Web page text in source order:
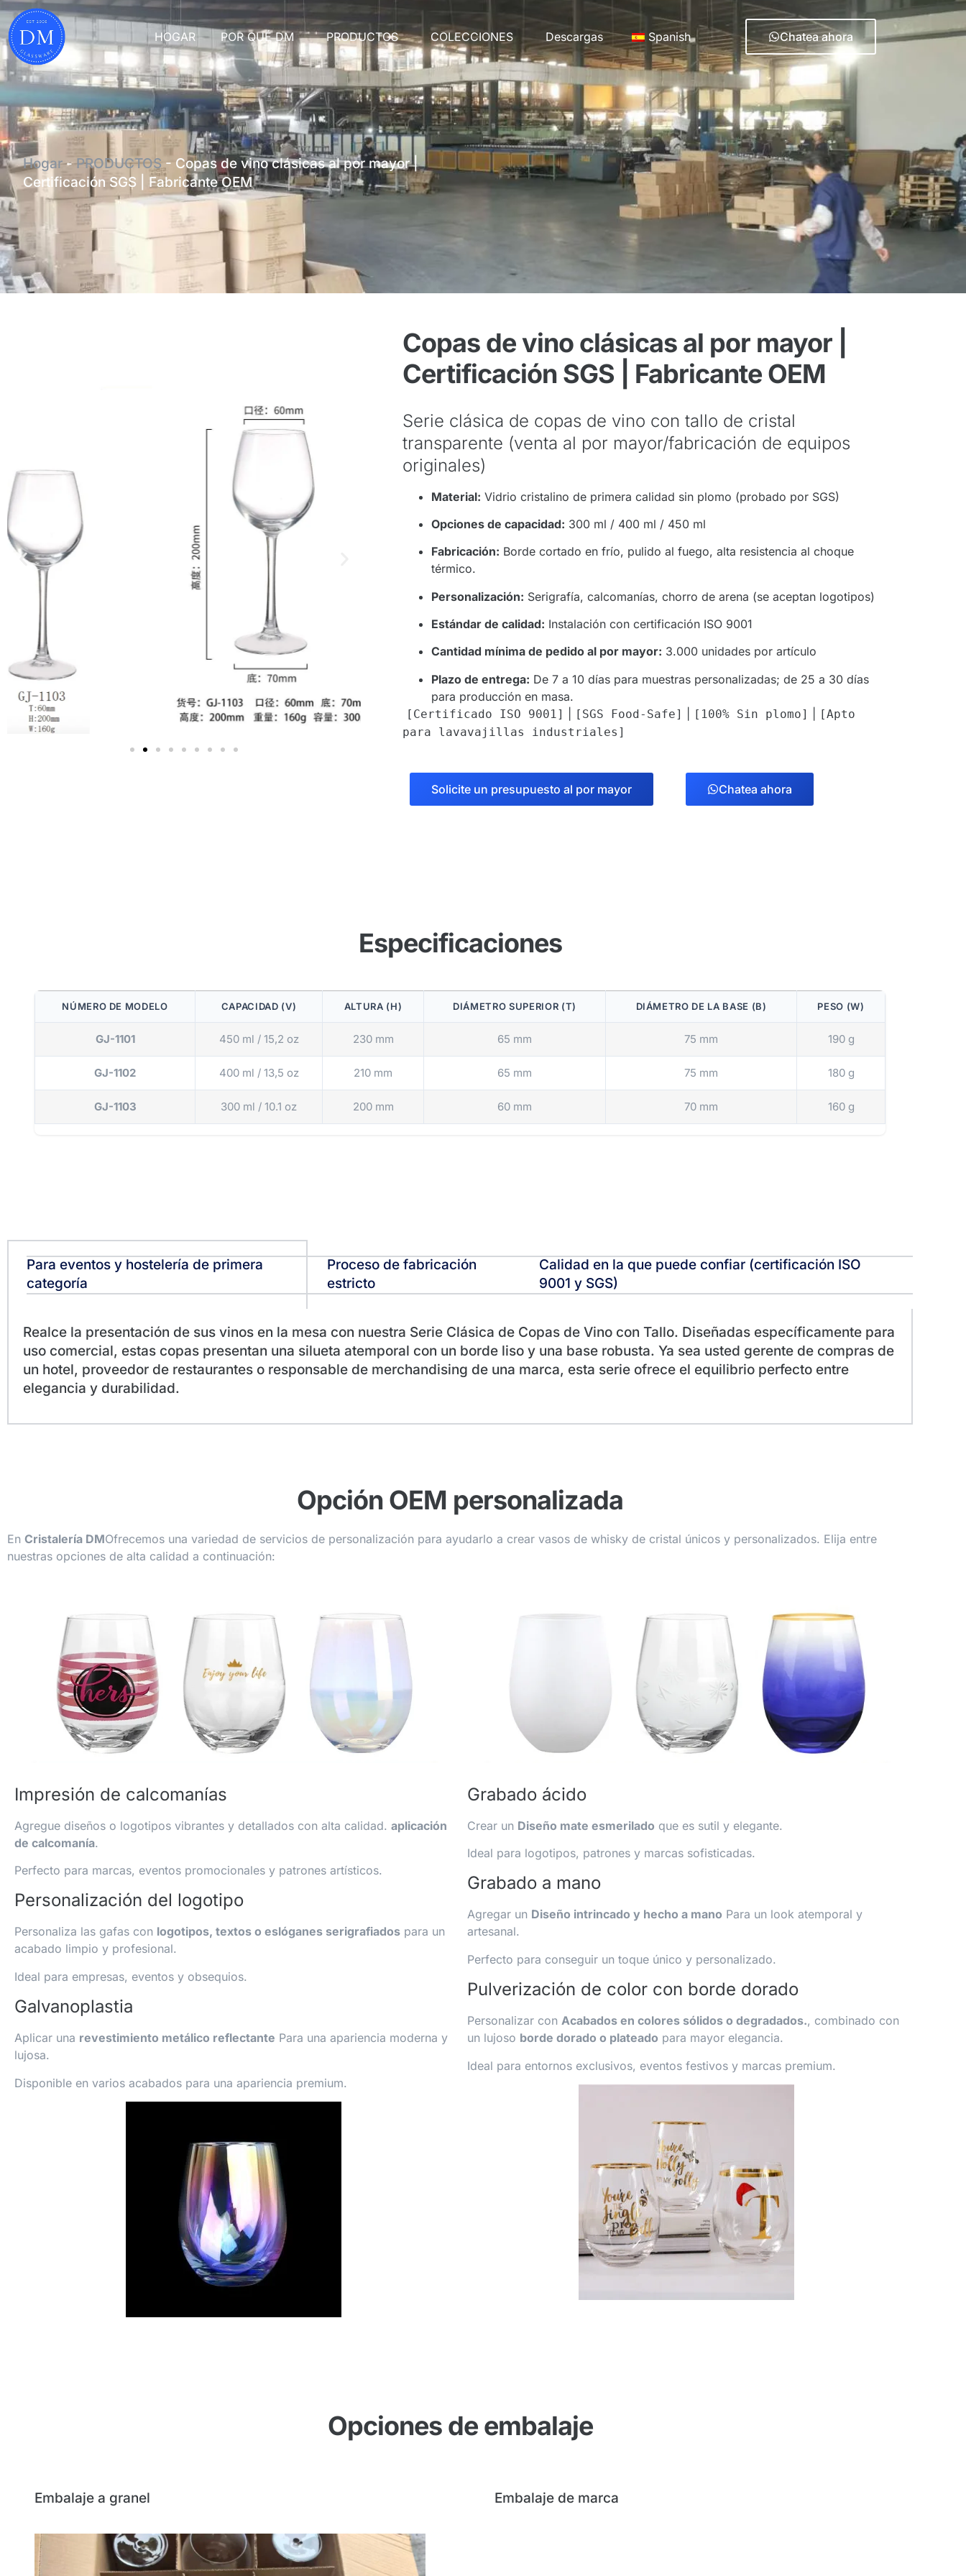
HOGAR POR QUÉ DM PRODUCTOS COLECCIONES Descargas Spanish Chatea ahora
Hogar-PRODUCTOS- Copas de vino clásicas al por mayor |
Certificación SGS | Fabricante OEM
Copas de vino clásicas al por mayor |
Certificación SGS | Fabricante OEM
Serie clásica de copas de vino con tallo de cristal
transparente (venta al por mayor/fabricación de equipos
originales)
Material: Vidrio cristalino de primera calidad sin plomo (probado por SGS)
Opciones de capacidad: 300 ml / 400 ml / 450 ml
Fabricación: Borde cortado en frío, pulido al fuego, alta resistencia al choque
térmico.
Personalización: Serigrafía, calcomanías, chorro de arena (se aceptan logotipos)
Estándar de calidad: Instalación con certificación ISO 9001
Cantidad mínima de pedido al por mayor: 3.000 unidades por artículo
Plazo de entrega: De 7 a 10 días para muestras personalizadas; de 25 a 30 días
para producción en masa.
[Certificado ISO 9001] [SGS Food-Safe] [100% Sin plomo]
[Apto
para lavavajillas industriales]
Solicite un presupuesto al por mayor Chatea ahora
Especificaciones
NÚMERO DE MODELO CAPACIDAD (V) ALTURA (H) DIÁMETRO SUPERIOR (T) DIÁMETRO DE LA BASE (B) PESO (W)
GJ-1101 450 ml / 15,2 oz 230 mm 65 mm 75 mm 190 g
GJ-1102 400 ml / 13,5 oz 210 mm 65 mm 75 mm 180 g
GJ-1103 300 ml / 10.1 oz 200 mm 60 mm 70 mm 160 g
Para eventos y hostelería de primera
categoría
Proceso de fabricación
estricto
Calidad en la que puede confiar (certificación ISO
9001 y SGS)
Realce la presentación de sus vinos en la mesa con nuestra Serie Clásica de Copas de Vino con Tallo. Diseñadas específicamente para
uso comercial, estas copas presentan una silueta atemporal con un borde liso y una base robusta. Ya sea usted gerente de compras de
un hotel, proveedor de restaurantes o responsable de merchandising de una marca, esta serie ofrece el equilibrio perfecto entre
elegancia y durabilidad.
Opción OEM personalizada
En Cristalería DMOfrecemos una variedad de servicios de personalización para ayudarlo a crear vasos de whisky de cristal únicos y personalizados. Elija entre
nuestras opciones de alta calidad a continuación:
Impresión de calcomanías
Agregue diseños o logotipos vibrantes y detallados con alta calidad. aplicación
de calcomanía.
Perfecto para marcas, eventos promocionales y patrones artísticos.
Personalización del logotipo
Personaliza las gafas con logotipos, textos o eslóganes serigrafiados para un
acabado limpio y profesional.
Ideal para empresas, eventos y obsequios.
Galvanoplastia
Aplicar una revestimiento metálico reflectante Para una apariencia moderna y
lujosa.
Disponible en varios acabados para una apariencia premium.
Grabado ácido
Crear un Diseño mate esmerilado que es sutil y elegante.
Ideal para logotipos, patrones y marcas sofisticadas.
Grabado a mano
Agregar un Diseño intrincado y hecho a mano Para un look atemporal y
artesanal.
Perfecto para conseguir un toque único y personalizado.
Pulverización de color con borde dorado
Personalizar con Acabados en colores sólidos o degradados., combinado con
un lujoso borde dorado o plateado para mayor elegancia.
Ideal para entornos exclusivos, eventos festivos y marcas premium.
Opciones de embalaje
Embalaje a granel Embalaje de marca